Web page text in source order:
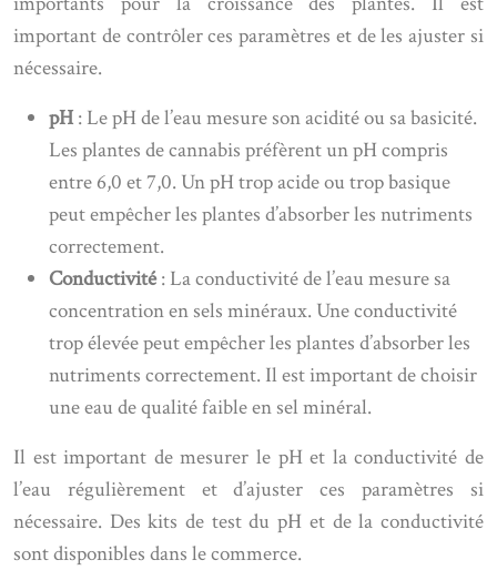
important de contrôler ces paramètres et de les ajuster si
nécessaire.
pH : Le pH de l’eau mesure son acidité ou sa basicité.
Les plantes de cannabis préfèrent un pH compris
entre 6,0 et 7,0. Un pH trop acide ou trop basique
peut empêcher les plantes d’absorber les nutriments
correctement.
Conductivité: La conductivité de l’eau mesure sa
concentration en sels minéraux. Une conductivité
trop élevée peut empêcher les plantes d’absorber les
nutriments correctement. Il est important de choisir
une eau de qualité faible en sel minéral.
Il est important de mesurer le pH et la conductivité de
l’eau régulièrement et d’ajuster ces paramètres si
nécessaire. Des kits de test du pH et de la conductivité
sont disponibles dans le commerce.